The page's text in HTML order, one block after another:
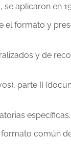
aplicaron en
formato y
y de
parte II
específicas.
común